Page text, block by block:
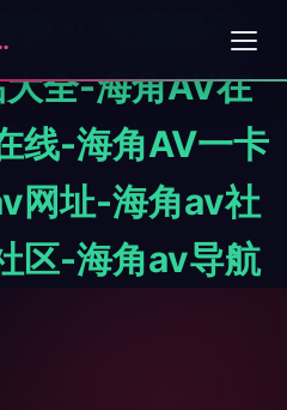
角av在线综合-
全-海角AV在
线-海角AV一卡
网址-海角av社
区-海角av导航
限公司